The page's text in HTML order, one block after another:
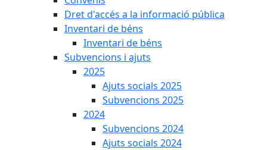
Dret d'accés a la informació pública
Inventari de béns
Inventari de béns
Subvencions i ajuts
2025
Ajuts socials 2025
Subvencions 2025
2024
Subvencions 2024
Ajuts socials 2024